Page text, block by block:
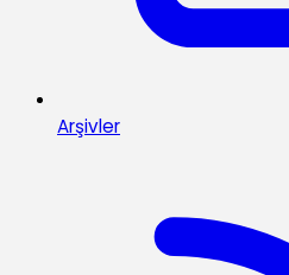
Arşivler